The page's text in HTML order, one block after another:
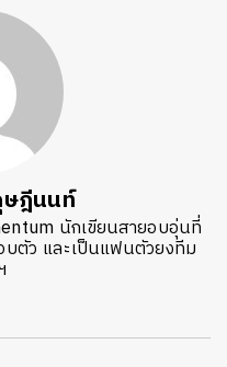
ฎีนนท์
นักเขียนสายอบอุ่นที่
ตัว และเป็นแฟนตัวยงทีม